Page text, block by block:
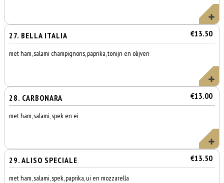
27. BELLA ITALIA €13.50
met ham, salami champignons, paprika, tonijn en olijven
28. CARBONARA €13.00
met ham, salami, spek en ei
29. ALISO SPECIALE €13.50
met ham, salami, spek, paprika, ui en mozzarella